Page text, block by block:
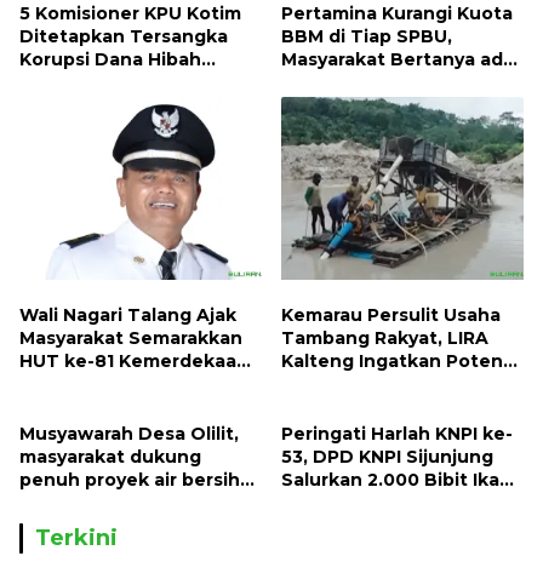
5 Komisioner KPU Kotim
Ditetapkan Tersangka
Korupsi Dana Hibah
ditaksir 10 Milyard
Pertamina Kurangi Kuota
BBM di Tiap SPBU,
Masyarakat Bertanya ada
Wali Nagari Talang Ajak
Masyarakat Semarakkan
HUT ke-81 Kemerdekaan
Kemarau Persulit Usaha
Tambang Rakyat, LIRA
Kalteng Ingatkan Potensi
Musyawarah Desa Olilit,
masyarakat dukung
penuh proyek air bersih
Peringati Harlah KNPI ke-
53, DPD KNPI Sijunjung
Salurkan 2.000 Bibit Ikan
Terkini